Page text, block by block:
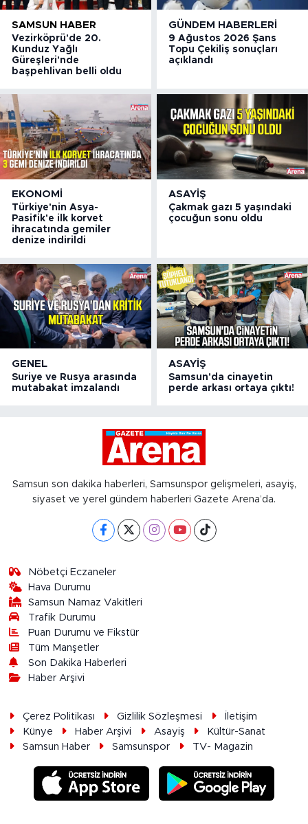
SAMSUN HABER
Vezirköprü'de 20.
Kunduz Yağlı
Güreşleri'nde
başpehlivan belli oldu
GÜNDEM HABERLERI
9 Ağustos 2026 Şans
Topu Çekiliş sonuçları
açıklandı
EKONOMI
Türkiye'nin Asya-
Pasifik'e ilk korvet
ihracatında gemiler
denize indirildi
ASAYIŞ
Çakmak gazı 5 yaşındaki
çocuğun sonu oldu
GENEL
Suriye ve Rusya arasında
mutabakat imzalandı
ASAYIŞ
Samsun'da cinayetin
perde arkası ortaya çıktı!
Samsun son dakika haberleri, Samsunspor gelişmeleri, asayiş,
siyaset ve yerel gündem haberleri Gazete Arena’da.
Nöbetçi Eczaneler
Hava Durumu
Samsun Namaz Vakitleri
Trafik Durumu
Puan Durumu ve Fikstür
Tüm Manşetler
Son Dakika Haberleri
Haber Arşivi
Çerez Politikası Gizlilik Sözleşmesi
İletişim
Künye
Haber Arşivi Asayiş
Kültür-Sanat
Samsun Haber
Samsunspor TV- Magazin